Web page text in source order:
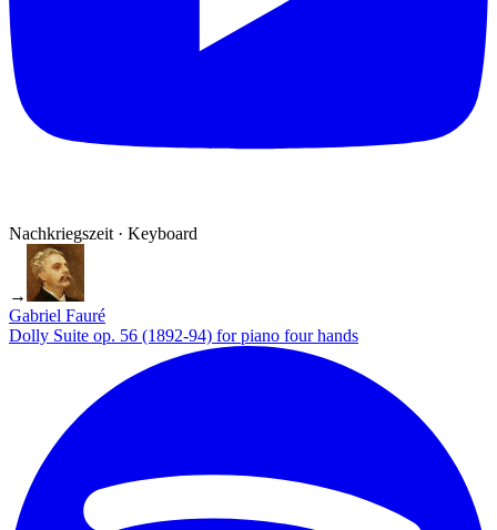
Nachkriegszeit · Keyboard
→
Gabriel Fauré
Dolly Suite op. 56 (1892-94) for piano four hands